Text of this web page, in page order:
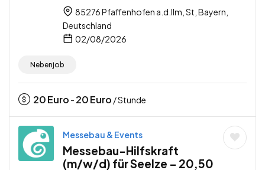
85276 Pfaffenhofen a.d.Ilm, St, Bayern,
Deutschland
02/08/2026
Nebenjob
20Euro - 20Euro / Stunde
Messebau & Events
Messebau-Hilfskraft
(m/w/d) für Seelze – 20,50